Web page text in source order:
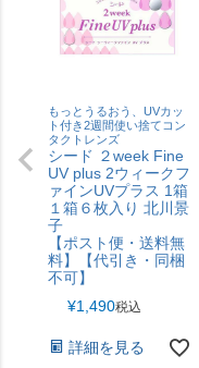
もっとうるおう、UVカッ
ト付き2週間使い捨てコン
タクトレンズ
シード ２week Fine
UV plus 2ウィークフ
ァインUVプラス 1箱
１箱６枚入り 北川景
子
【ポスト便・送料無
料】【代引き・同梱
不可】
¥1,490税込
詳細を見る